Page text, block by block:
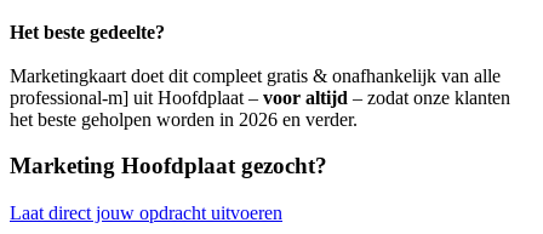
Het beste gedeelte?
Marketingkaart doet dit compleet gratis & onafhankelijk van alle
professional-m] uit Hoofdplaat – voor altijd – zodat onze klanten
het beste geholpen worden in 2026 en verder.
Marketing Hoofdplaat gezocht?
Laat direct jouw opdracht uitvoeren